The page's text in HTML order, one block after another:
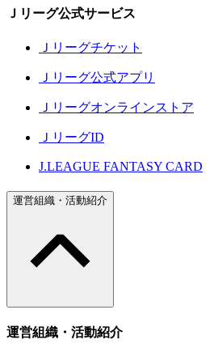
Ｊリーグ公式サービス
Ｊリーグチケット
Ｊリーグ公式アプリ
Ｊリーグオンラインストア
ＪリーグID
J.LEAGUE FANTASY CARD
運営組織・活動紹介
運営組織・活動紹介